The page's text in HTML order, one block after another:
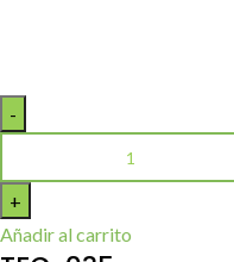
Añadir al carrito